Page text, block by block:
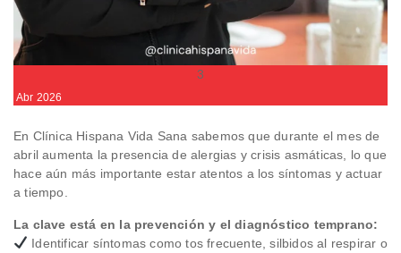
3
Abr 2026
En Clínica Hispana Vida Sana sabemos que durante el mes de
abril aumenta la presencia de alergias y crisis asmáticas, lo que
hace aún más importante estar atentos a los síntomas y actuar
a tiempo.
La clave está en la prevención y el diagnóstico temprano:
Identificar síntomas como tos frecuente, silbidos al respirar o